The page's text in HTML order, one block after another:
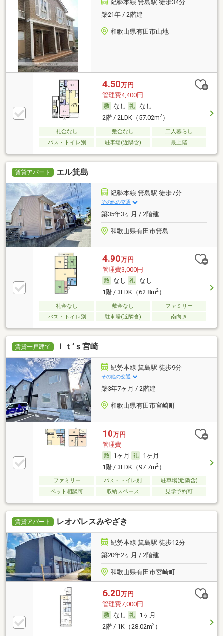
紀勢本線 箕島駅 徒歩34分
築21年 / 2階建
和歌山県有田市山地
4.50万円
管理費4,400円
なし
なし
2階 / 2LDK（57.02m2）
礼金なし 敷金なし
二人暮らし
バス・トイレ別
駐車場(近隣含) 最上階
賃貸アパート エル箕島
紀勢本線 箕島駅 徒歩7分
その他の交通
築35年3ヶ月 / 2階建
和歌山県有田市箕島
4.90万円
管理費3,000円
なし
なし
1階 / 3LDK（62.8m2）
礼金なし 敷金なし
ファミリー
バス・トイレ別
駐車場(近隣含) 南向き
賃貸一戸建て Ｉｔ’ｓ宮崎
紀勢本線 箕島駅 徒歩9分
その他の交通
築3年7ヶ月 / 2階建
和歌山県有田市宮崎町
10万円
管理費-
1ヶ月
1ヶ月
1階 / 3LDK（97.7m2）
ファミリー バス・トイレ別
駐車場(近隣含)
ペット相談可
収納スペース 見学予約可
賃貸アパート レオパレスみやざき
紀勢本線 箕島駅 徒歩12分
築20年2ヶ月 / 2階建
和歌山県有田市宮崎町
6.20万円
管理費7,000円
なし
1ヶ月
2階 / 1K（28.02m2）